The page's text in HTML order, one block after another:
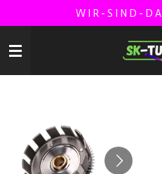
Hauptinhalt
springen
W I R - S I N D - D